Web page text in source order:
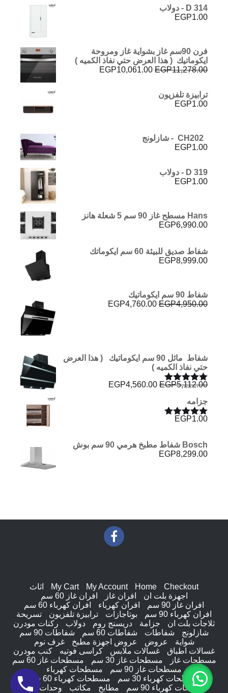
D 314 - دولاب
EGP1.00
فرن 90سم غاز بشواية غاز ومروحة
ايكوماتيك ( هذا العرض حتي نفاذ الكميه )
EGP11,278.00
السعر
EGP10,061.00
ترابيزة تلفزيون
EGP1.00
EGP1.00
D 319 - دولاب
EGP1.00
Hans مسطح غاز 90 سم 5 شعلة هانز
EGP6,990.00
شفاط صديق للبيئة 60 سم ايكوماتك
EGP8,999.00
شفاط 90 سم ايكوماتيك
EGP4,950.00
السعر
EGP4,760.00
شفاط مائل 90 سم ايكوماتيك ( هذا العرض
حتي نفاذ الكميه )
تم التقييم
5.00
EGP5,112.00
السعر
EGP4,560.00
جزامه
تم التقييم
EGP1.00
Bosch شفاط مطبخ هرمي 90 سم بوش
EGP8,299.00
Checkout
Home
My Account
My Cart
اثاث
اجهزة بلت ان
افران غاز
افران غاز 60 سم
افران غاز 90 سم
افران كهرباء
افران كهرباء 60 سم
افران كهرباء 90 سم
بوتاجازات ترابيزة تلفزيون
تسريحة
ثلاجات بلت ان
جزامة دريسنج روم دولاب
ركنات مودرن
شازلونج
شفاطات شفاطات 60 سم
شفاطات 90 سم
شواية
عروض عروض اجهزة مطبخ
غرف نوم
غسالات اطباق
غسالات ملابس كراسى فوتيه
كنب مودرن
مسطحات غاز
مسطحات غاز 30 سم
مسطحات غاز 60 سم
مسطحات غاز 90 سم
مسطحات كهرباء
مسطحات كهرباء 30 سم
مسطحات كهرباء 60 سم
مسطحات كهرباء 90 سم
مطابخ مكاتب
وحدات ادراج